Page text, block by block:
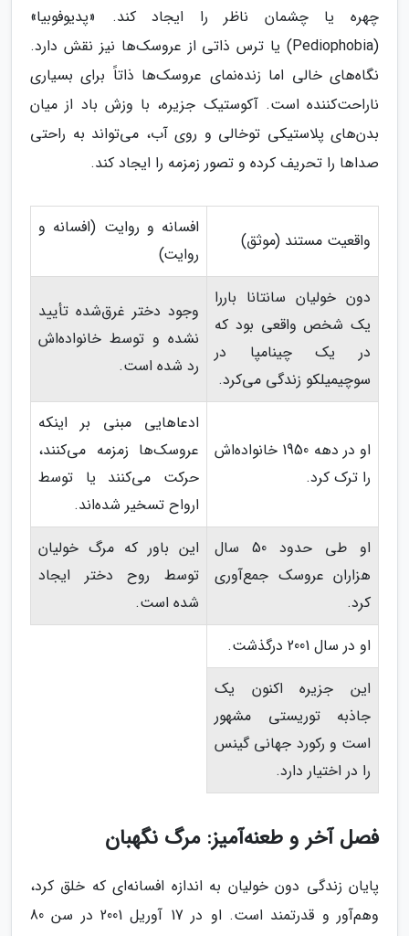
چهره یا چشمان ناظر را ایجاد کند. «پدیوفوبیا»
(Pediophobia) یا ترس ذاتی از عروسک‌ها نیز نقش دارد.
نگاه‌های خالی اما زنده‌نمای عروسک‌ها ذاتاً برای بسیاری
ناراحت‌کننده است. آکوستیک جزیره، با وزش باد از میان
بدن‌های پلاستیکی توخالی و روی آب، می‌تواند به راحتی
صداها را تحریف کرده و تصور زمزمه را ایجاد کند.
واقعیت مستند (موثق)
افسانه و روایت (افسانه و
روایت)
دون خولیان سانتانا باررا
یک شخص واقعی بود که
در یک چینامپا در
سوچیمیلکو زندگی می‌کرد.
وجود دختر غرق‌شده تأیید
نشده و توسط خانواده‌اش
رد شده است.
او در دهه 1950 خانواده‌اش
را ترک کرد.
ادعاهایی مبنی بر اینکه
عروسک‌ها زمزمه می‌کنند،
حرکت می‌کنند یا توسط
ارواح تسخیر شده‌اند.
او طی حدود 50 سال
هزاران عروسک جمع‌آوری
کرد.
این باور که مرگ خولیان
توسط روح دختر ایجاد
شده است.
او در سال 2001 درگذشت.
این جزیره اکنون یک
جاذبه توریستی مشهور
است و رکورد جهانی گینس
را در اختیار دارد.
فصل آخر و طعنه‌آمیز: مرگ نگهبان
پایان زندگی دون خولیان به اندازه افسانه‌ای که خلق کرد،
وهم‌آور و قدرتمند است. او در 17 آوریل 2001 در سن 80